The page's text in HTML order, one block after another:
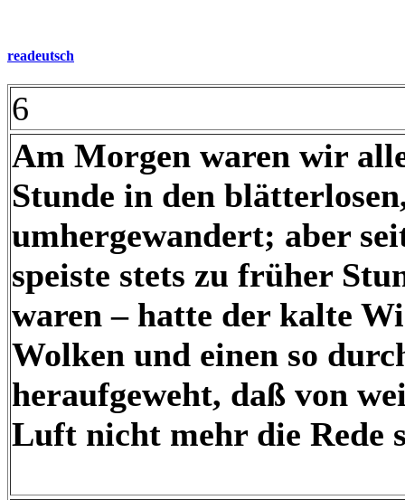
readeutsch
6
Am Morgen waren wir
Stunde in den
umhergewandert; aber
speiste stets zu früher
waren – hatte der kalte
Wolken und einen so
heraufgeweht, daß von
Luft nicht mehr die Rede